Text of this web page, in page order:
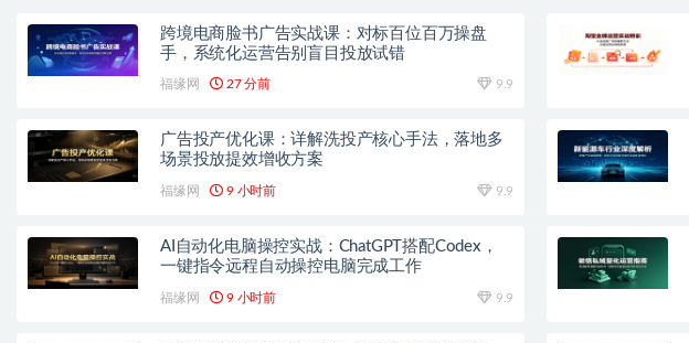
跨境电商脸书广告实战课：对标百位百万操盘
手，系统化运营告别盲目投放试错
福缘网 27 分前 9.9
广告投产优化课：详解洗投产核心手法，落地多
场景投放提效增收方案
福缘网 9 小时前 9.9
AI自动化电脑操控实战：ChatGPT搭配Codex，
一键指令远程自动操控电脑完成工作
福缘网 9 小时前 9.9